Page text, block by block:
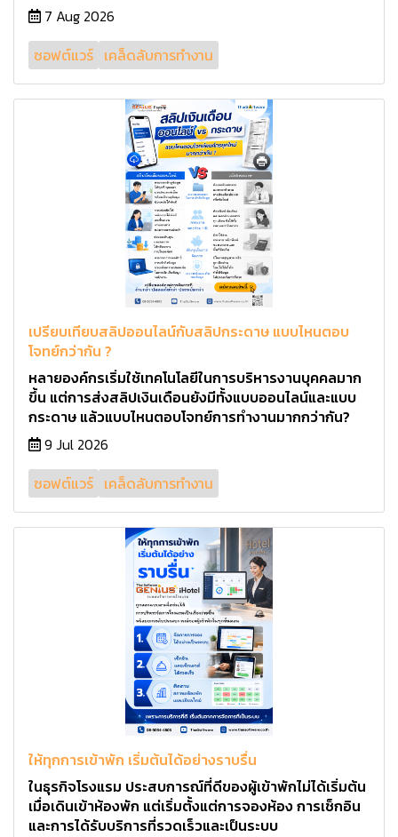
7 Aug 2026
ซอฟต์แวร์ เคล็ดลับการทำงาน
เปรียบเทียบสลิปออนไลน์กับสลิปกระดาษ แบบไหนตอบ
โจทย์กว่ากัน ?
หลายองค์กรเริ่มใช้เทคโนโลยีในการบริหารงานบุคคลมาก
ขึ้น แต่การส่งสลิปเงินเดือนยังมีทั้งแบบออนไลน์และแบบ
กระดาษ แล้วแบบไหนตอบโจทย์การทำงานมากกว่ากัน?
9 Jul 2026
ซอฟต์แวร์ เคล็ดลับการทำงาน
ให้ทุกการเข้าพัก เริ่มต้นได้อย่างราบรื่น
ในธุรกิจโรงแรม ประสบการณ์ที่ดีของผู้เข้าพักไม่ได้เริ่มต้น
เมื่อเดินเข้าห้องพัก แต่เริ่มตั้งแต่การจองห้อง การเช็กอิน
และการได้รับบริการที่รวดเร็วและเป็นระบบ